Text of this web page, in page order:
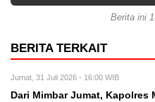
Berita ini
BERITA TERKAIT
Jumat, 31 Juli 2026 - 16:00 WIB
Dari Mimbar Jumat, Kapolres